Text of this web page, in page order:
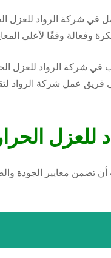
في شركة الرواد للعزل
وفعالة وفقًا لأعلى
في شركة الرواد للعزل
فريق عمل شركة الرواد
معايير الجودة